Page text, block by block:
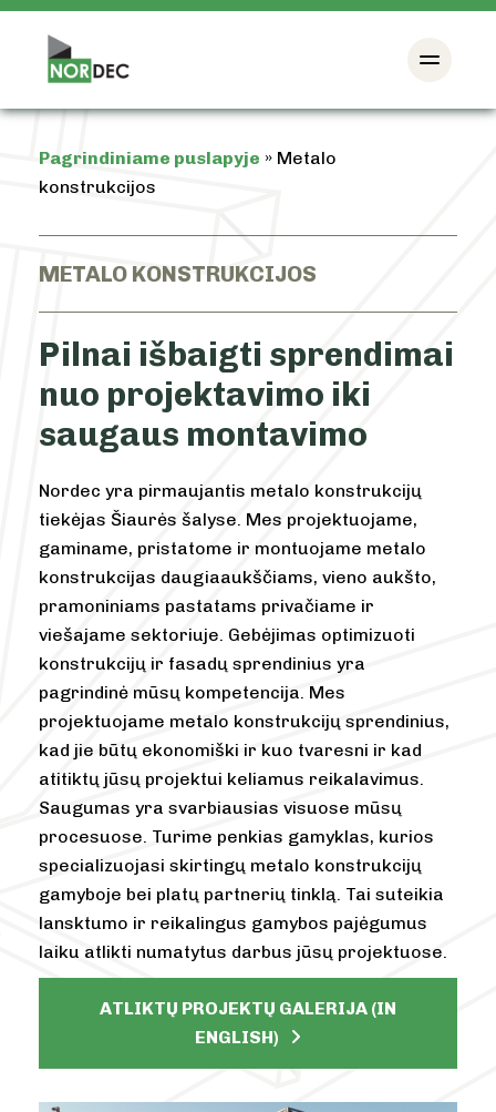
Pagrindiniame puslapyje » Metalo
konstrukcijos
METALO KONSTRUKCIJOS
Pilnai išbaigti sprendimai
nuo projektavimo iki
saugaus montavimo
Nordec yra pirmaujantis metalo konstrukcijų
tiekėjas Šiaurės šalyse. Mes projektuojame,
gaminame, pristatome ir montuojame metalo
konstrukcijas daugiaaukščiams, vieno aukšto,
pramoniniams pastatams privačiame ir
viešajame sektoriuje. Gebėjimas optimizuoti
konstrukcijų ir fasadų sprendinius yra
pagrindinė mūsų kompetencija. Mes
projektuojame metalo konstrukcijų sprendinius,
kad jie būtų ekonomiški ir kuo tvaresni ir kad
atitiktų jūsų projektui keliamus reikalavimus.
Saugumas yra svarbiausias visuose mūsų
procesuose. Turime penkias gamyklas, kurios
specializuojasi skirtingų metalo konstrukcijų
gamyboje bei platų partnerių tinklą. Tai suteikia
lansktumo ir reikalingus gamybos pajėgumus
laiku atlikti numatytus darbus jūsų projektuose.
ATLIKTŲ PROJEKTŲ GALERIJA (IN
ENGLISH)